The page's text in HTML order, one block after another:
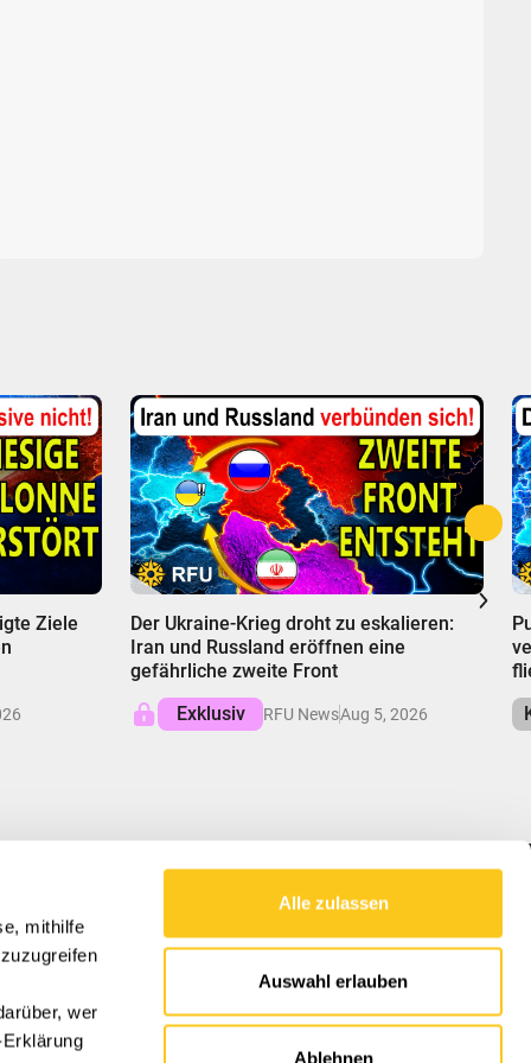
mithilfe
wer
Alle zulassen
Auswahl erlauben
Ablehnen
Ziele
Der Ukraine-Krieg droht zu eskalieren:
Iran und Russland eröffnen eine
gefährliche zweite Front
Exklusiv
RFU NewsAug 5, 2026
RFU liefert ausgewogene Einblicke in globale
Angelegenheiten, entschlüsselt Komplexitäten
und fördert das Verständnis der Kräfte, die
unsere Welt gestalten.